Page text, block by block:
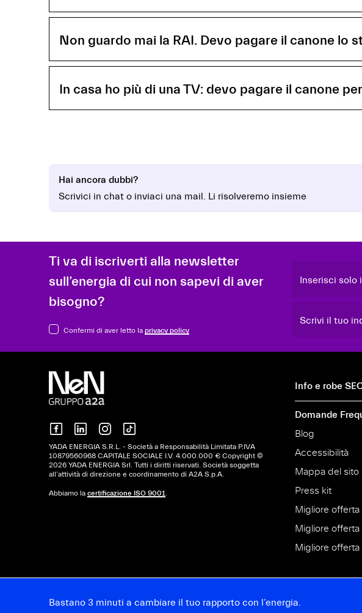
Non guardo mai la RAI. Devo pagare il canone lo
In casa ho più di una TV: devo pagare il canone
Hai ancora dubbi?
Scrivici in chat o inviaci una mail. Li risolveremo insieme
Ti va di iscriverti alla newsletter
sull’energia di cui non sapevi di aver
bisogno?
Confermi di aver letto la privacy policy
Inserisci solo
Scrivi il tuo
YADA ENERGIA S.R.L. - Società a Responsabilità Limitata P.IVA
10879560968 CAPITALE SOCIALE I.V. 4.000.000 € Copyright ©
2026 YADA ENERGIA Srl. Tutti i diritti riservati. Società soggetta
all’attività di direzione e coordinamento di A2A S.p.A.
Abbiamo la certificazione ISO 9001
Info e robe
Domande
Blog
Accessibilità
Mappa del sito
Press kit
Migliore offerta
Migliore offerta
Migliore
Bastano 3 minuti a cambiare il tuo rapporto con l’energia.